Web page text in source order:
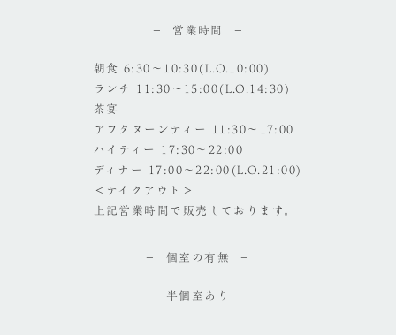
営業時間
朝食 6:30～10:30(L.O.10:00)
ランチ 11:30～15:00(L.O.14:30)
茶宴
アフタヌーンティー 11:30～17:00
ハイティー 17:30～22:00
ディナー 17:00～22:00(L.O.21:00)
＜テイクアウト＞
上記営業時間で販売しております。
個室の有無
半個室あり